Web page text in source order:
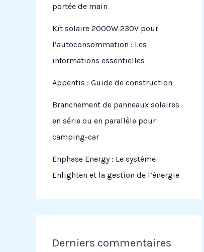
portée de main
Kit solaire 2000W 230V pour
l’autoconsommation : Les
informations essentielles
Appentis : Guide de construction
Branchement de panneaux solaires
en série ou en parallèle pour
camping-car
Enphase Energy : Le système
Enlighten et la gestion de l’énergie
Derniers commentaires